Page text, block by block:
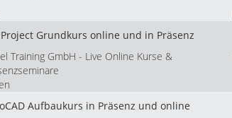
Project Grundkurs online und in Präsenz
Training GmbH - Live Online Kurse &
Aufbaukurs in Präsenz und online